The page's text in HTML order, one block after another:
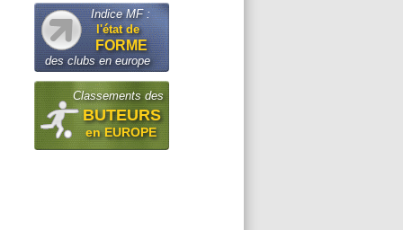
Indice MF :
l'état de
FORME
des clubs en europe
Classements des
BUTEURS
en EUROPE